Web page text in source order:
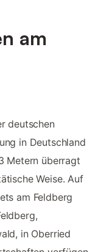
am
deutschen
in Deutschland
Metern überragt
Weise. Auf
am Feldberg
in Oberried